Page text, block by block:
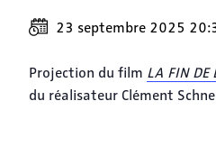
23 septembre 2025
Projection du film LA FIN DE
du réalisateur Clément